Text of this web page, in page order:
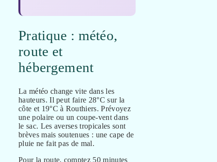
Pratique : météo,
route et
hébergement
La météo change vite dans les
hauteurs. Il peut faire 28°C sur la
côte et 19°C à Routhiers. Prévoyez
une polaire ou un coupe-vent dans
le sac. Les averses tropicales sont
brèves mais soutenues : une cape de
pluie ne fait pas de mal.
Pour la route, comptez 50 minutes